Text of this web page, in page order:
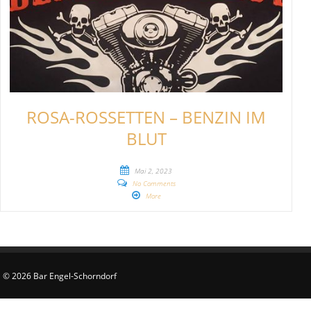
ROSA-ROSSETTEN – BENZIN IM
BLUT
Mai 2, 2023
No Comments
More
© 2026 Bar Engel-Schorndorf